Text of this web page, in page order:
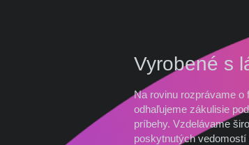
Vyrobené s
Na rovinu rozprávame o
odhaľujeme zákulisie
príbehy. Vzdelávame
poskytnutých